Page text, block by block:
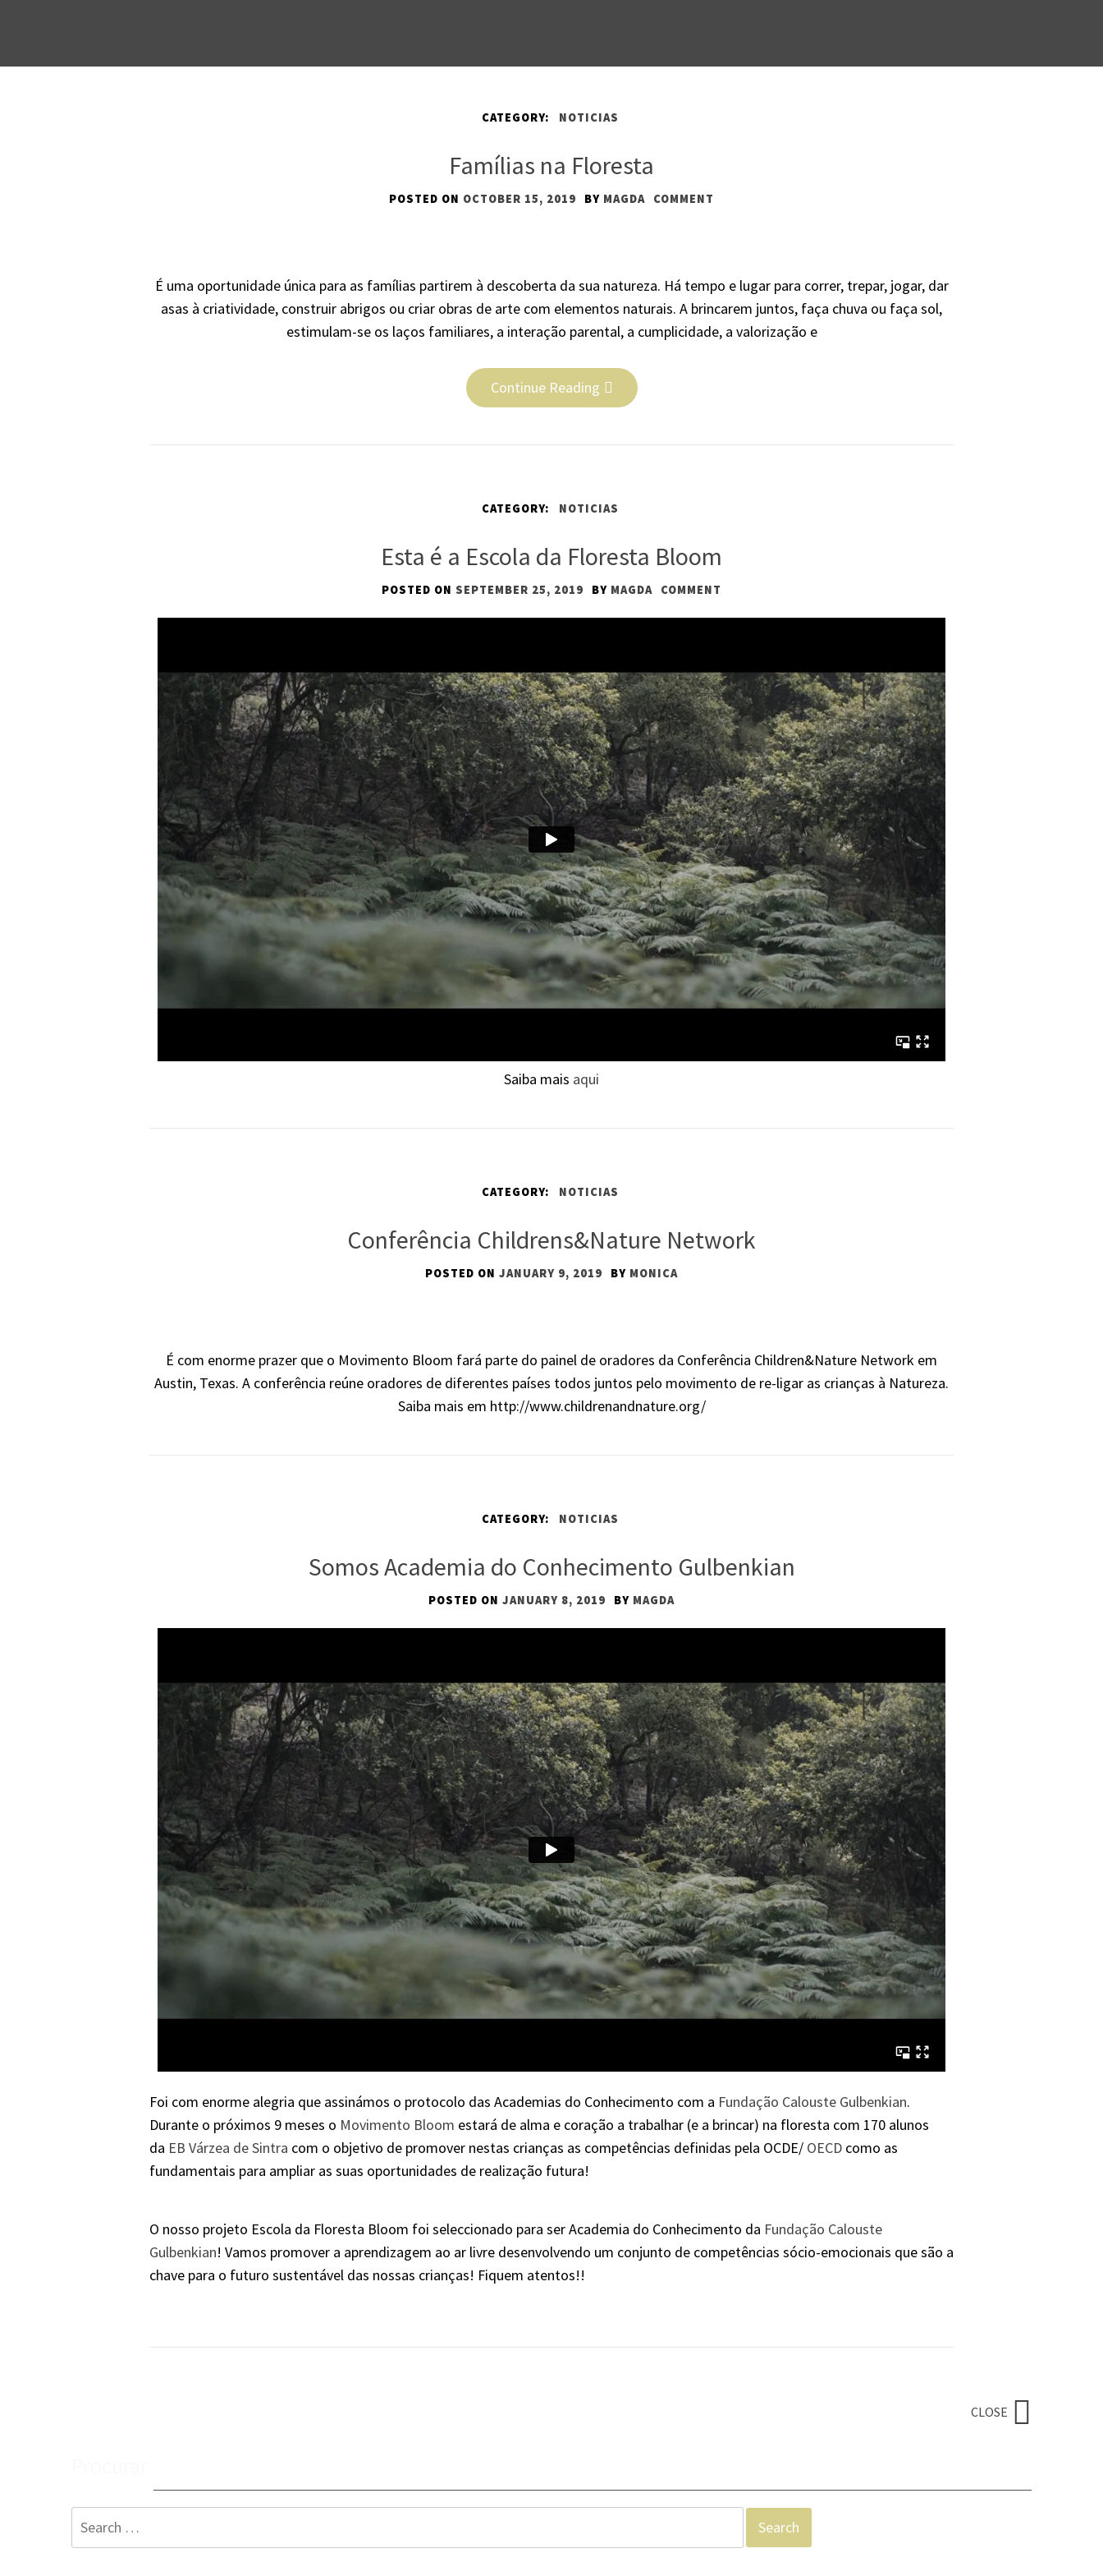
CATEGORY: NOTICIAS
Famílias na Floresta
POSTED ON OCTOBER 15, 2019 BY MAGDA COMMENT
É uma oportunidade única para as famílias partirem à descoberta da sua natureza. Há tempo e lugar para correr, trepar, jogar, dar
asas à criatividade, construir abrigos ou criar obras de arte com elementos naturais. A brincarem juntos, faça chuva ou faça sol,
estimulam-se os laços familiares, a interação parental, a cumplicidade, a valorização e
Continue Reading
CATEGORY: NOTICIAS
Esta é a Escola da Floresta Bloom
POSTED ON SEPTEMBER 25, 2019 BY MAGDA COMMENT
Saiba mais aqui
CATEGORY: NOTICIAS
Conferência Childrens&Nature Network
POSTED ON JANUARY 9, 2019 BY MONICA
É com enorme prazer que o Movimento Bloom fará parte do painel de oradores da Conferência Children&Nature Network em
Austin, Texas. A conferência reúne oradores de diferentes países todos juntos pelo movimento de re-ligar as crianças à Natureza.
Saiba mais em http://www.childrenandnature.org/
CATEGORY: NOTICIAS
Somos Academia do Conhecimento Gulbenkian
POSTED ON JANUARY 8, 2019 BY MAGDA
Foi com enorme alegria que assinámos o protocolo das Academias do Conhecimento com a Fundação Calouste Gulbenkian.
Durante o próximos 9 meses o Movimento Bloom estará de alma e coração a trabalhar (e a brincar) na floresta com 170 alunos
da EB Várzea de Sintra com o objetivo de promover nestas crianças as competências definidas pela OCDE/ OECD como as
fundamentais para ampliar as suas oportunidades de realização futura!
O nosso projeto Escola da Floresta Bloom foi seleccionado para ser Academia do Conhecimento da Fundação Calouste
Gulbenkian! Vamos promover a aprendizagem ao ar livre desenvolvendo um conjunto de competências sócio-emocionais que são a
chave para o futuro sustentável das nossas crianças! Fiquem atentos!!
CLOSE